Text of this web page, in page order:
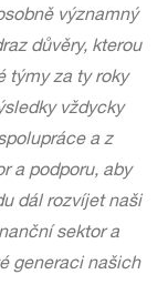
významný
důvěry, kterou
týmy za ty roky
vždycky
a z
a podporu, aby
dál rozvíjet naši
sektor a
generaci našich